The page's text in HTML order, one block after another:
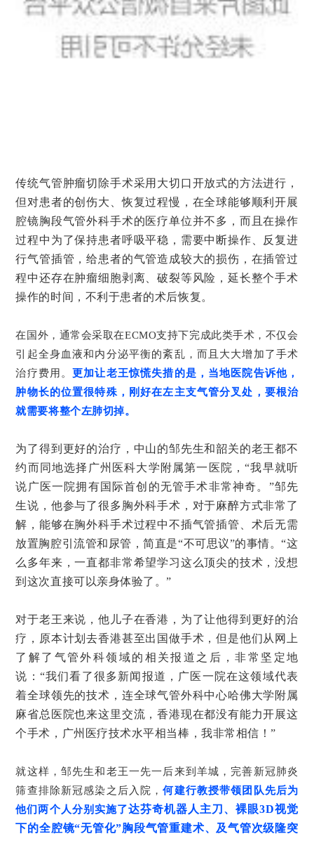
传统气管肿瘤切除手术采用大切口开放式的方法进行，
但对患者的创伤大、恢复过程慢，在全球能够顺利开展
腔镜胸段气管外科手术的医疗单位并不多，而且在操作
过程中为了保持患者呼吸平稳，需要中断操作、反复进
行气管插管，给患者的气管造成较大的损伤，在插管过
程中还存在肿瘤细胞剥离、破裂等风险，延长整个手术
操作的时间，不利于患者的术后恢复。
在国外，通常会采取在ECMO支持下完成此类手术，不仅会
引起全身血液和内分泌平衡的紊乱，而且大大增加了手术
治疗费用。更加让老王惊慌失措的是，当地医院告诉他，
肿物长的位置很特殊，刚好在左主支气管分叉处，要根治
就需要将整个左肺切掉。
为了得到更好的治疗，中山的邹先生和韶关的老王都不
约而同地选择广州医科大学附属第一医院，“我早就听
说广医一院拥有国际首创的无管手术非常神奇。”邹先
生说，他参与了很多胸外科手术，对于麻醉方式非常了
解，能够在胸外科手术过程中不插气管插管、术后无需
放置胸腔引流管和尿管，简直是“不可思议”的事情。“这
么多年来，一直都非常希望学习这么顶尖的技术，没想
到这次直接可以亲身体验了。”
对于老王来说，他儿子在香港，为了让他得到更好的治
疗，原本计划去香港甚至出国做手术，但是他们从网上
了解了气管外科领域的相关报道之后，非常坚定地
说：“我们看了很多新闻报道，广医一院在这领域代表
着全球领先的技术，连全球气管外科中心哈佛大学附属
麻省总医院也来这里交流，香港现在都没有能力开展这
个手术，广州医疗技术水平相当棒，我非常相信！”
就这样，邹先生和老王一先一后来到羊城，完善新冠肺炎
筛查排除新冠感染之后入院，何建行教授带领团队先后为
他们两个人分别实施了达芬奇机器人主刀、裸眼3D视觉
下的全腔镜“无管化”胸段气管重建术、及气管次级隆突